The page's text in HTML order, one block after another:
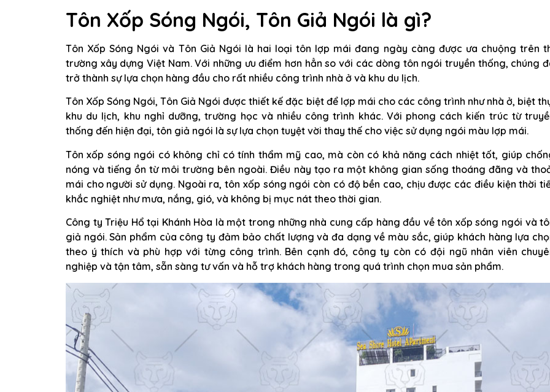
Tôn Xốp Sóng Ngói, Tôn Giả Ngói là gì?
Tôn Xốp Sóng Ngói và Tôn Giả Ngói là hai loại tôn lợp mái đang ngày càng được ưa chuộng trên
trường xây dựng Việt Nam. Với những ưu điểm hơn hẳn so với các dòng tôn ngói truyền thống, chúng
trở thành sự lựa chọn hàng đầu cho rất nhiều công trình nhà ở và khu du lịch.
Tôn Xốp Sóng Ngói, Tôn Giả Ngói được thiết kế đặc biệt để lợp mái cho các công trình như nhà ở, biệt
khu du lịch, khu nghỉ dưỡng, trường học và nhiều công trình khác. Với phong cách kiến trúc từ
thống đến hiện đại, tôn giả ngói là sự lựa chọn tuyệt vời thay thế cho việc sử dụng ngói màu lợp mái.
Tôn xốp sóng ngói có không chỉ có tính thẩm mỹ cao, mà còn có khả năng cách nhiệt tốt, giúp
nóng và tiếng ồn từ môi trường bên ngoài. Điều này tạo ra một không gian sống thoáng đãng và
mái cho người sử dụng. Ngoài ra, tôn xốp sóng ngói còn có độ bền cao, chịu được các điều kiện thời
khắc nghiệt như mưa, nắng, gió, và không bị mục nát theo thời gian.
Công ty Triệu Hổ tại Khánh Hòa là một trong những nhà cung cấp hàng đầu về tôn xốp sóng ngói và
giả ngói. Sản phẩm của công ty đảm bảo chất lượng và đa dạng về màu sắc, giúp khách hàng lựa
theo ý thích và phù hợp với từng công trình. Bên cạnh đó, công ty còn có đội ngũ nhân viên
nghiệp và tận tâm, sẵn sàng tư vấn và hỗ trợ khách hàng trong quá trình chọn mua sản phẩm.